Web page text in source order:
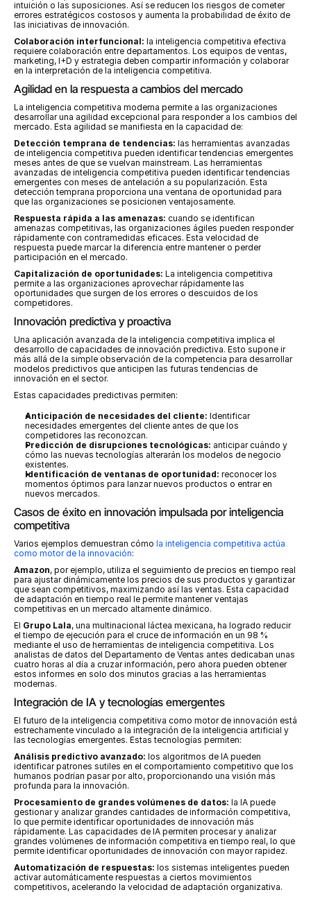
intuición o las suposiciones. Así se reducen los riesgos de cometer
errores estratégicos costosos y aumenta la probabilidad de éxito de
las iniciativas de innovación.
Colaboración interfuncional: la inteligencia competitiva efectiva
requiere colaboración entre departamentos. Los equipos de ventas,
marketing, I+D y estrategia deben compartir información y colaborar
en la interpretación de la inteligencia competitiva.
Agilidad en la respuesta a cambios del mercado
La inteligencia competitiva moderna permite a las organizaciones
desarrollar una agilidad excepcional para responder a los cambios del
mercado. Esta agilidad se manifiesta en la capacidad de:
Detección temprana de tendencias: las herramientas avanzadas
de inteligencia competitiva pueden identificar tendencias emergentes
meses antes de que se vuelvan mainstream. Las herramientas
avanzadas de inteligencia competitiva pueden identificar tendencias
emergentes con meses de antelación a su popularización. Esta
detección temprana proporciona una ventana de oportunidad para
que las organizaciones se posicionen ventajosamente.
Respuesta rápida a las amenazas: cuando se identifican
amenazas competitivas, las organizaciones ágiles pueden responder
rápidamente con contramedidas eficaces. Esta velocidad de
respuesta puede marcar la diferencia entre mantener o perder
participación en el mercado.
Capitalización de oportunidades: La inteligencia competitiva
permite a las organizaciones aprovechar rápidamente las
oportunidades que surgen de los errores o descuidos de los
competidores.
Innovación predictiva y proactiva
Una aplicación avanzada de la inteligencia competitiva implica el
desarrollo de capacidades de innovación predictiva. Esto supone ir
más allá de la simple observación de la competencia para desarrollar
modelos predictivos que anticipen las futuras tendencias de
innovación en el sector.
Estas capacidades predictivas permiten:
Anticipación de necesidades del cliente: Identificar
necesidades emergentes del cliente antes de que los
competidores las reconozcan.
Predicción de disrupciones tecnológicas: anticipar cuándo y
cómo las nuevas tecnologías alterarán los modelos de negocio
existentes.
Identificación de ventanas de oportunidad: reconocer los
momentos óptimos para lanzar nuevos productos o entrar en
nuevos mercados.
Casos de éxito en innovación impulsada por inteligencia
competitiva
Varios ejemplos demuestran cómo la inteligencia competitiva actúa
como motor de la innovación:
Amazon, por ejemplo, utiliza el seguimiento de precios en tiempo real
para ajustar dinámicamente los precios de sus productos y garantizar
que sean competitivos, maximizando así las ventas. Esta capacidad
de adaptación en tiempo real le permite mantener ventajas
competitivas en un mercado altamente dinámico.
El Grupo Lala, una multinacional láctea mexicana, ha logrado reducir
el tiempo de ejecución para el cruce de información en un 98 %
mediante el uso de herramientas de inteligencia competitiva. Los
analistas de datos del Departamento de Ventas antes dedicaban unas
cuatro horas al día a cruzar información, pero ahora pueden obtener
estos informes en solo dos minutos gracias a las herramientas
modernas.
Integración de IA y tecnologías emergentes
El futuro de la inteligencia competitiva como motor de innovación está
estrechamente vinculado a la integración de la inteligencia artificial y
las tecnologías emergentes. Estas tecnologías permiten:
Análisis predictivo avanzado: los algoritmos de IA pueden
identificar patrones sutiles en el comportamiento competitivo que los
humanos podrían pasar por alto, proporcionando una visión más
profunda para la innovación.
Procesamiento de grandes volúmenes de datos: la IA puede
gestionar y analizar grandes cantidades de información competitiva,
lo que permite identificar oportunidades de innovación más
rápidamente. Las capacidades de IA permiten procesar y analizar
grandes volúmenes de información competitiva en tiempo real, lo que
permite identificar oportunidades de innovación con mayor rapidez.
Automatización de respuestas: los sistemas inteligentes pueden
activar automáticamente respuestas a ciertos movimientos
competitivos, acelerando la velocidad de adaptación organizativa.